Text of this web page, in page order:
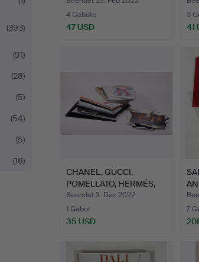
(393)
(91)
(28)
(5)
(54)
(5)
(16)
4 Gebote
47 USD
3
41
CHANEL, GUCCI,
POMELLATO, HERMÉS,
CARTIER.…
Beendet 3. Dez 2022
1 Gebot
35 USD
7